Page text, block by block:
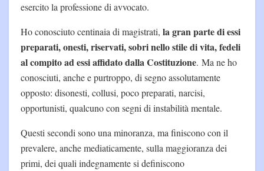
esercito la professione di avvocato.
Ho conosciuto centinaia di magistrati, la gran parte di essi
preparati, onesti, riservati, sobri nello stile di vita, fedeli
al compito ad essi affidato dalla Costituzione. Ma ne ho
conosciuti, anche e purtroppo, di segno assolutamente
opposto: disonesti, collusi, poco preparati, narcisi,
opportunisti, qualcuno con segni di instabilità mentale.
Questi secondi sono una minoranza, ma finiscono con il
prevalere, anche mediaticamente, sulla maggioranza dei
primi, dei quali indegnamente si definiscono